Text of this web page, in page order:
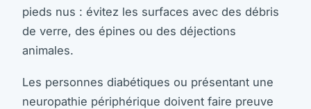
pieds nus : évitez les surfaces avec des débris
de verre, des épines ou des déjections
animales.
Les personnes diabétiques ou présentant une
neuropathie périphérique doivent faire preuve